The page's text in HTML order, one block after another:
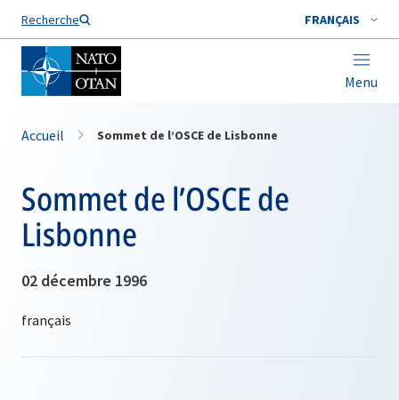
Recherche FRANÇAIS
Menu
Nom de famille*
Accueil Sommet de l’OSCE de Lisbonne
Sommet de l’OSCE de
Lisbonne
02 décembre 1996